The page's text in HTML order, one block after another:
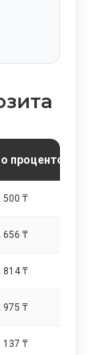
процентов
500 ₸
656 ₸
814 ₸
975 ₸
137 ₸